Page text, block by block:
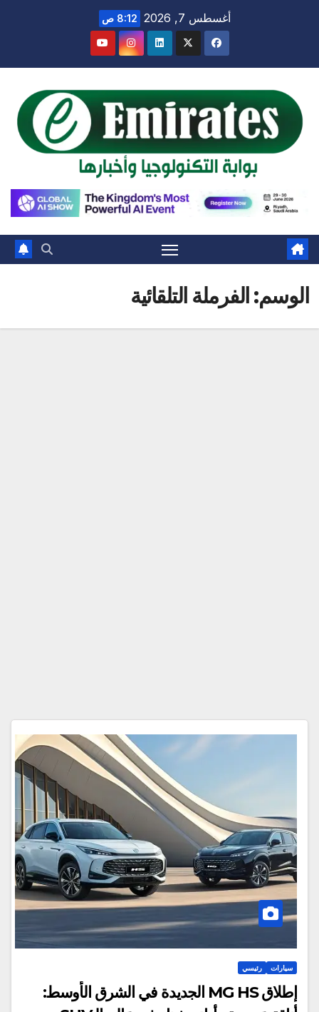
أغسطس 7, 2026 8:12 ص
الوسم: الفرملة التلقائية
سيارات رئيسي
إطلاق MG HS الجديدة في الشرق الأوسط: